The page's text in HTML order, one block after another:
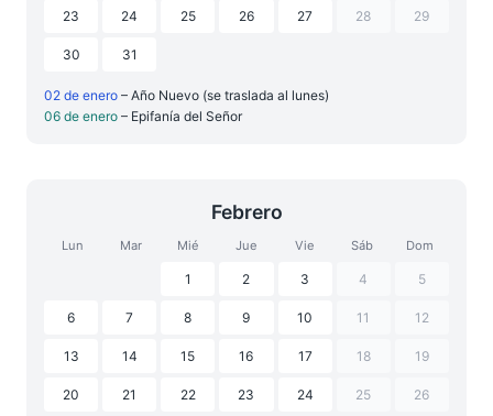
23 24 25 26 27 28 29
30 31
02 de enero – Año Nuevo (se traslada al lunes)
06 de enero – Epifanía del Señor
Febrero
Lun Mar Mié Jue Vie Sáb Dom
1 2 3 4 5
6 7 8 9 10 11 12
13 14 15 16 17 18 19
20 21 22 23 24 25 26